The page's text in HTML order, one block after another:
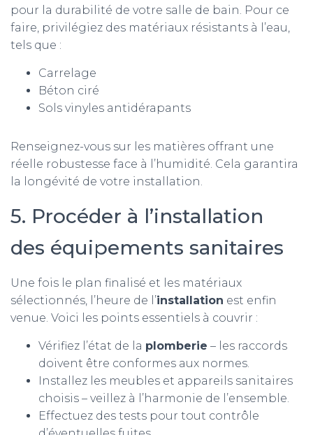
pour la durabilité de votre salle de bain. Pour ce
faire, privilégiez des matériaux résistants à l’eau,
tels que :
Carrelage
Béton ciré
Sols vinyles antidérapants
Renseignez-vous sur les matières offrant une
réelle robustesse face à l’humidité. Cela garantira
la longévité de votre installation.
5. Procéder à l’installation
des équipements sanitaires
Une fois le plan finalisé et les matériaux
sélectionnés, l’heure de l’installation est enfin
venue. Voici les points essentiels à couvrir :
Vérifiez l’état de la plomberie – les raccords
doivent être conformes aux normes.
Installez les meubles et appareils sanitaires
choisis – veillez à l’harmonie de l’ensemble.
Effectuez des tests pour tout contrôle